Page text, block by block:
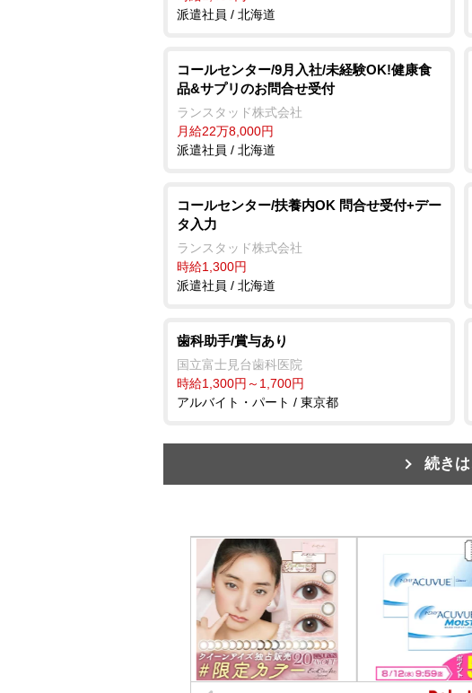
派遣社員 / 北海道
コールセンター/9月入社/未経験OK!健康食
品&サプリのお問合せ受付
ランスタッド株式会社
月給22万8,000円
派遣社員 / 北海道
コールセンター/扶養内OK 問合せ受付+デー
タ入力
ランスタッド株式会社
時給1,300円
派遣社員 / 北海道
歯科助手/賞与あり
国立富士見台歯科医院
時給1,300円～1,700円
アルバイト・パート / 東京都
続き